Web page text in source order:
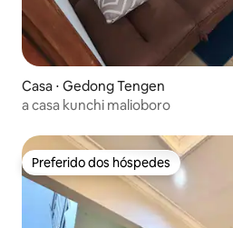
Casa ⋅ Gedong Tengen
a casa kunchi malioboro
Preferido dos hóspedes
Preferido dos hóspedes